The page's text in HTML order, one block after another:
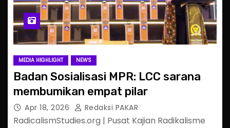
MEDIA HIGHLIGHT NEWS
Badan Sosialisasi MPR: LCC sarana
membumikan empat pilar
Apr 18, 2026 Redaksi PAKAR
RadicalismStudies.org | Pusat Kajian Radikalisme